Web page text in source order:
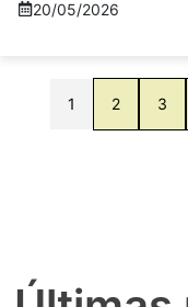
20/05/2026
1 2 3